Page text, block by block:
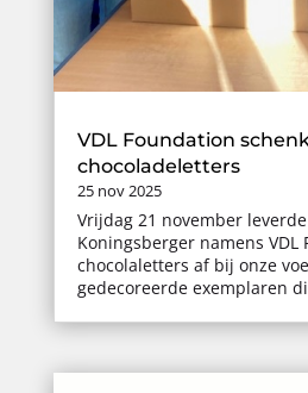
VDL Foundation
chocoladeletters
25 nov 2025
Vrijdag 21 november leverde
Koningsberger namens VDL
chocolaletters af bij onze
gedecoreerde exemplaren